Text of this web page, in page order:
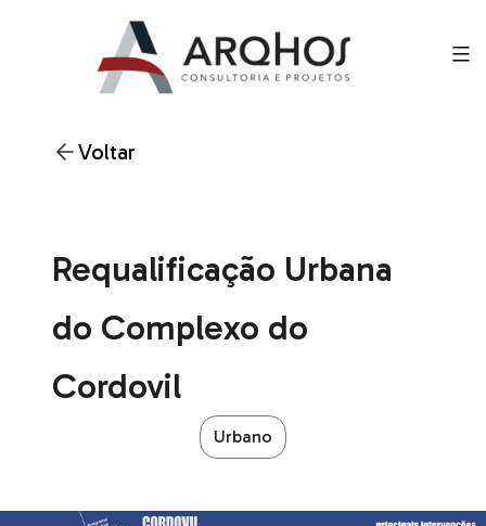
Voltar
Requalificação Urbana
do Complexo do
Cordovil
Urbano